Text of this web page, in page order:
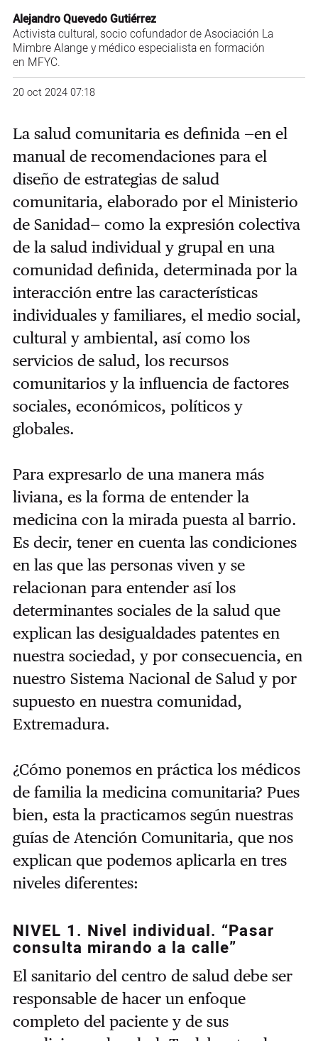
Alejandro Quevedo Gutiérrez
Activista cultural, socio cofundador de Asociación La
Mimbre Alange y médico especialista en formación
en MFYC.
20 oct 2024 07:18
La salud comunitaria es definida —en el
manual de recomendaciones para el
diseño de estrategias de salud
comunitaria, elaborado por el Ministerio
de Sanidad— como la expresión colectiva
de la salud individual y grupal en una
comunidad definida, determinada por la
interacción entre las características
individuales y familiares, el medio social,
cultural y ambiental, así como los
servicios de salud, los recursos
comunitarios y la influencia de factores
sociales, económicos, políticos y
globales.
Para expresarlo de una manera más
liviana, es la forma de entender la
medicina con la mirada puesta al barrio.
Es decir, tener en cuenta las condiciones
en las que las personas viven y se
relacionan para entender así los
determinantes sociales de la salud que
explican las desigualdades patentes en
nuestra sociedad, y por consecuencia, en
nuestro Sistema Nacional de Salud y por
supuesto en nuestra comunidad,
Extremadura.
¿Cómo ponemos en práctica los médicos
de familia la medicina comunitaria? Pues
bien, esta la practicamos según nuestras
guías de Atención Comunitaria, que nos
explican que podemos aplicarla en tres
niveles diferentes:
NIVEL 1. Nivel individual. “Pasar
consulta mirando a la calle”
El sanitario del centro de salud debe ser
responsable de hacer un enfoque
completo del paciente y de sus